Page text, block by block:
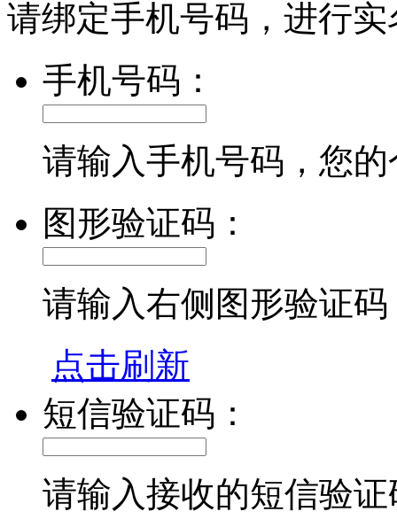
请绑定手机号码，进行
手机号码：
请输入手机号码，您
图形验证码：
请输入右侧图形验证码
点击刷新
短信验证码：
请输入接收的短信验证